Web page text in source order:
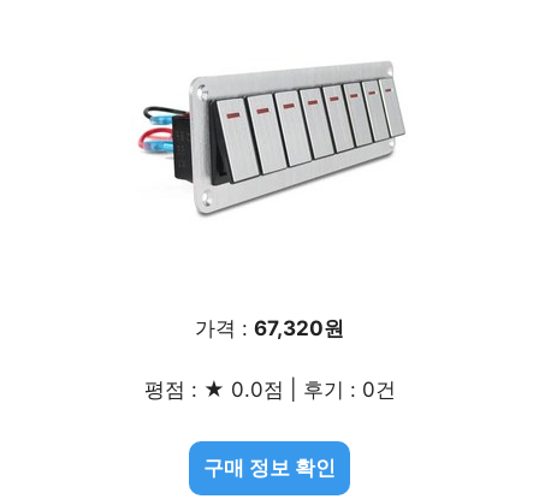
가격 : 67,320원
평점 : ★ 0.0점 | 후기 : 0건
구매 정보 확인